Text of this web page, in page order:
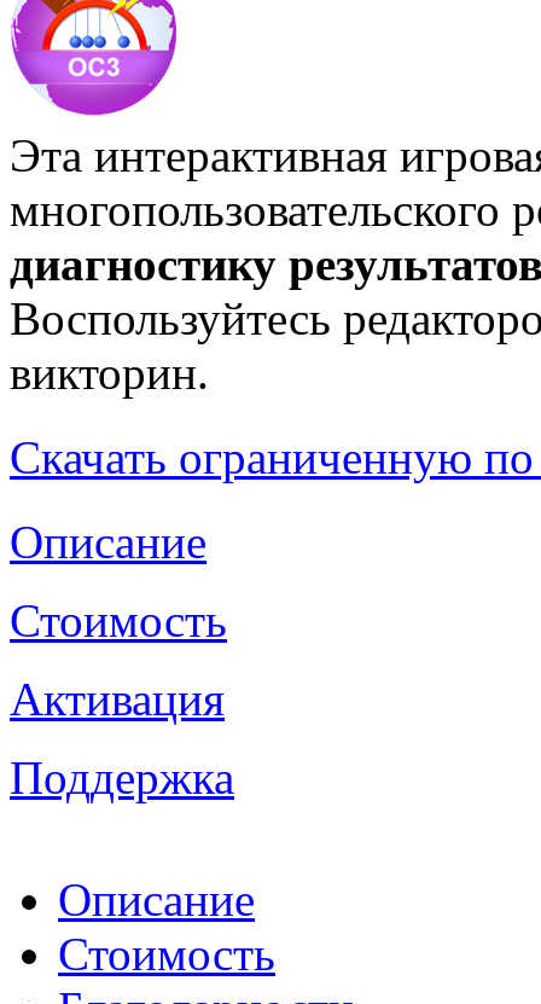
Эта интерактивная
многопользовательского
диагностику
Воспользуйтесь
викторин.
Скачать ограниченную
Описание
Стоимость
Активация
Поддержка
Описание
Стоимость